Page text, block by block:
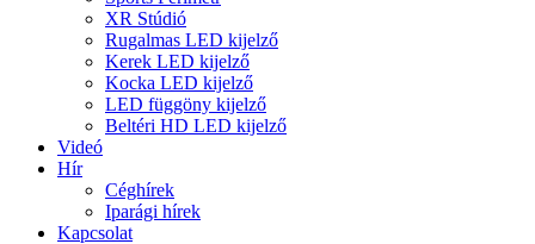
XR Stúdió
Rugalmas LED kijelző
Kerek LED kijelző
Kocka LED kijelző
LED függöny kijelző
Beltéri HD LED kijelző
Videó
Hír
Céghírek
Iparági hírek
Kapcsolat